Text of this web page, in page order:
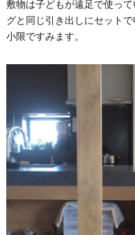
敷物は子どもが遠足で使っ
グと同じ引き出しにセット
小限ですみます。